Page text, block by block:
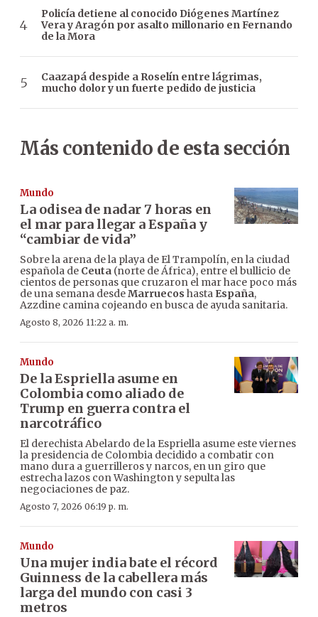
Policía detiene al conocido Diógenes Martínez
Vera y Aragón por asalto millonario en Fernando
de la Mora
Caazapá despide a Roselín entre lágrimas,
mucho dolor y un fuerte pedido de justicia
Más contenido de esta sección
Mundo
La odisea de nadar 7 horas en
el mar para llegar a España y
“cambiar de vida”
Sobre la arena de la playa de El Trampolín, en la ciudad
española de Ceuta (norte de África), entre el bullicio de
cientos de personas que cruzaron el mar hace poco más
de una semana desdeMarruecos hasta España,
Azzdine camina cojeando en busca de ayuda sanitaria.
Agosto 8, 2026 11:22 a. m.
Mundo
De la Espriella asume en
Colombia como aliado de
Trump en guerra contra el
narcotráfico
El derechista Abelardo de la Espriella asume este viernes
la presidencia de Colombia decidido a combatir con
mano dura a guerrilleros y narcos, en un giro que
estrecha lazos con Washington y sepulta las
negociaciones de paz.
Agosto 7, 2026 06:19 p. m.
Mundo
Una mujer india bate el récord
Guinness de la cabellera más
larga del mundo con casi 3
metros